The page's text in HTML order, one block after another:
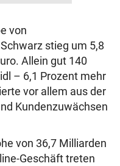
von
stieg um 5,8
Allein gut 140
– 6,1 Prozent mehr
vor allem aus der
Kundenzuwächsen
von 36,7 Milliarden
Geschäft treten